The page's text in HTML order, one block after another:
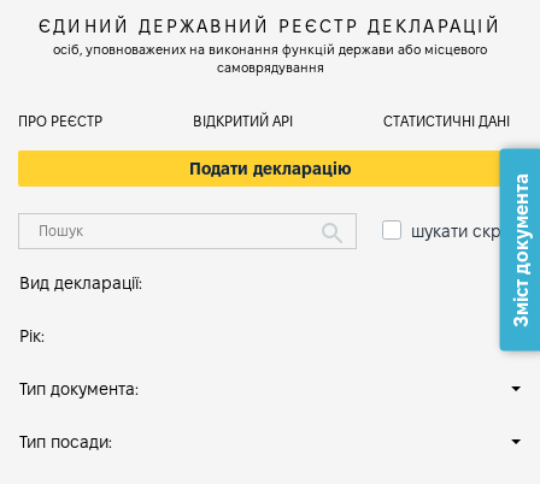
ЄДИНИЙ ДЕРЖАВНИЙ РЕЄСТР ДЕКЛАРАЦІЙ
осіб, уповноважених на виконання функцій держави або місцевого
самоврядування
ПРО РЕЄСТР ВІДКРИТИЙ АРІ СТАТИСТИЧНІ ДАНІ
Подати декларацію
шукати скрізь
Вид декларації:
Рік:
Тип документа:
Тип посади:
Зміст документа